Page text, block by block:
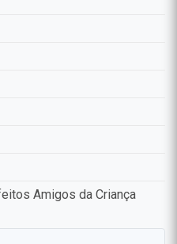
Amigos da Criança